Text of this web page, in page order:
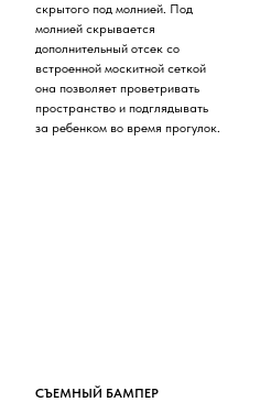
скрытого под молнией. Под
молнией скрывается
дополнительный отсек со
встроенной москитной сеткой
она позволяет проветривать
пространство и подглядывать
за ребенком во время прогулок.
СЪЕМНЫЙ БАМПЕР